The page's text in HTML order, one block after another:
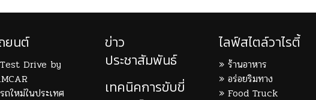
ยนต์
Test Drive by
รถใหม่ในประเทศ
ข่าว
ประชาสัมพันธ์
เทคนิคการขับขี่
ไลฟ์สไตล์วาไรตี้
ร้านอาหาร
อร่อยริมทาง
Food Truck